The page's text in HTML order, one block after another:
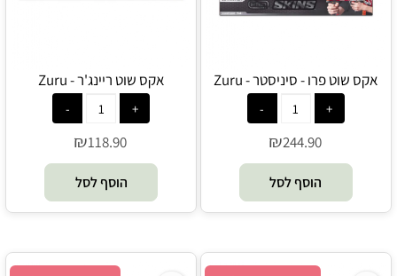
אקס שוט פרו - סיניסטר - Zuru
₪244.90
הוסף לסל
אקס שוט ריינג'ר - Zuru
₪118.90
הוסף לסל